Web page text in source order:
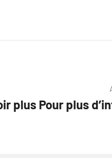
plus Pour plus